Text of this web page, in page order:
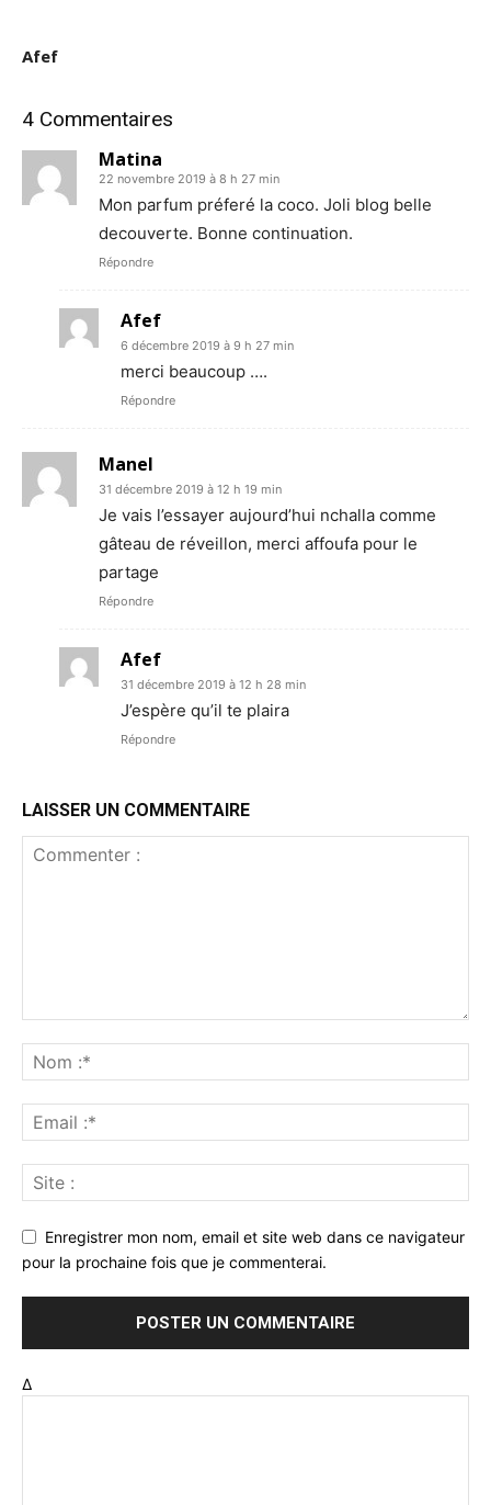
Afef
4 Commentaires
Matina
22 novembre 2019 à 8 h 27 min
Mon parfum préferé la coco. Joli blog belle
decouverte. Bonne continuation.
Répondre
Afef
6 décembre 2019 à 9 h 27 min
merci beaucoup ….
Répondre
Manel
31 décembre 2019 à 12 h 19 min
Je vais l’essayer aujourd’hui nchalla comme
gâteau de réveillon, merci affoufa pour le
partage
Répondre
Afef
31 décembre 2019 à 12 h 28 min
J’espère qu’il te plaira
Répondre
LAISSER UN COMMENTAIRE
Enregistrer mon nom, email et site web dans ce navigateur
pour la prochaine fois que je commenterai.
Δ